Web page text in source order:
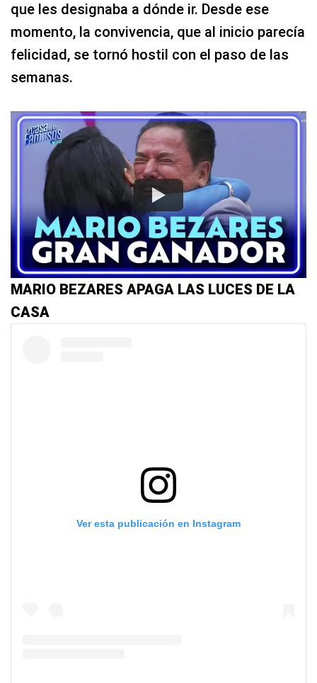
que les designaba a dónde ir. Desde ese
momento, la convivencia, que al inicio parecía
felicidad, se tornó hostil con el paso de las
semanas.
MARIO BEZARES APAGA LAS LUCES DE LA
CASA
Ver esta publicación en Instagram